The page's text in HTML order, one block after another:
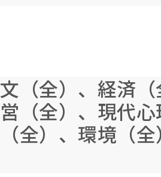
文（全）、経済
営（全）、現代
（全）、環境（